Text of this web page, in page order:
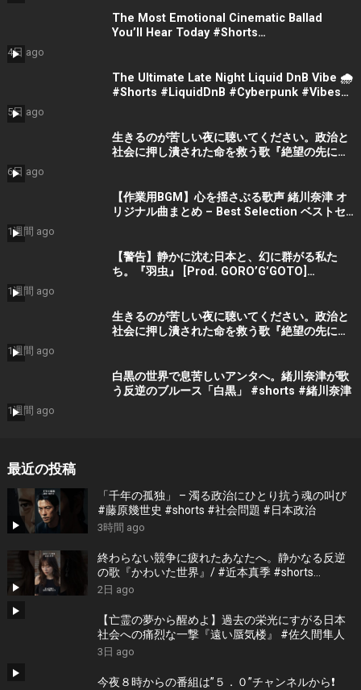
The Most Emotional Cinematic Ballad
You’ll Hear Today #Shorts
4日 ago
The Ultimate Late Night Liquid DnB Vibe 🌧️
#Shorts #LiquidDnB #Cyberpunk #Vibes
5日 ago
生きるのが苦しい夜に聴いてください。政治と
社会に押し潰された命を救う歌『絶望の先に』
6日 ago
【作業用BGM】心を揺さぶる歌声 緒川奈津 オ
リジナル曲まとめ – Best Selection ベストセ
1週間 ago
【警告】静かに沈む日本と、幻に群がる私た
ち。『羽虫』 [Prod. GORO’G’GOTO]
1週間 ago
生きるのが苦しい夜に聴いてください。政治と
社会に押し潰された命を救う歌『絶望の先に』
1週間 ago
白黒の世界で息苦しいアンタへ。緒川奈津が歌
う反逆のブルース「白黒」 #shorts #緒川奈津
1週間 ago
最近の投稿
「千年の孤独」 – 濁る政治にひとり抗う魂の叫び
#藤原幾世史 #shorts #社会問題 #日本政治
3時間 ago
終わらない競争に疲れたあなたへ。静かなる反逆
の歌『かわいた世界』/ #近本真季 #shorts
#music
2日 ago
【亡霊の夢から醒めよ】過去の栄光にすがる日本
社会への痛烈な一撃『遠い蜃気楼』 #佐久間隼人
3日 ago
今夜８時からの番組は”５．０”チャンネルから❗️